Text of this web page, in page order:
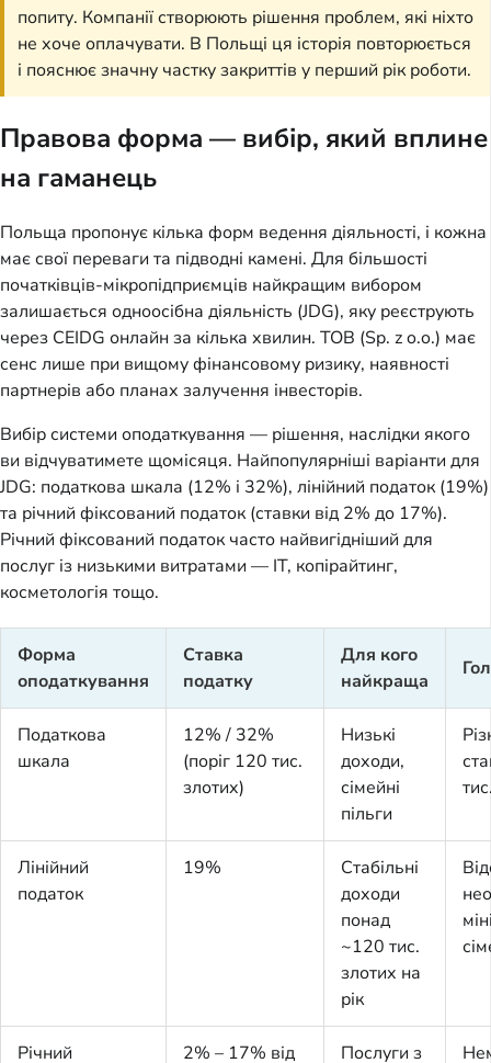
попиту. Компанії створюють рішення проблем, які ніхто
не хоче оплачувати. В Польщі ця історія повторюється
і пояснює значну частку закриттів у перший рік роботи.
Правова форма — вибір, який вплине
на гаманець
Польща пропонує кілька форм ведення діяльності, і кожна
має свої переваги та підводні камені. Для більшості
початківців-мікропідприємців найкращим вибором
залишається одноосібна діяльність (JDG), яку реєструють
через CEIDG онлайн за кілька хвилин. ТОВ (Sp. z o.o.) має
сенс лише при вищому фінансовому ризику, наявності
партнерів або планах залучення інвесторів.
Вибір системи оподаткування — рішення, наслідки якого
ви відчуватимете щомісяця. Найпопулярніші варіанти для
JDG: податкова шкала (12% і 32%), лінійний податок (19%)
та річний фіксований податок (ставки від 2% до 17%).
Річний фіксований податок часто найвигідніший для
послуг із низькими витратами — IT, копірайтинг,
косметологія тощо.
Форма
оподаткування
Ставка
податку
Для кого
найкраща
Податкова
шкала
12% / 32%
(поріг 120 тис.
злотих)
Низькі
доходи,
сімейні
пільги
Лінійний
податок
19%
Стабільні
доходи
понад
~120 тис.
злотих на
рік
Річний
2% – 17% від
Послуги з